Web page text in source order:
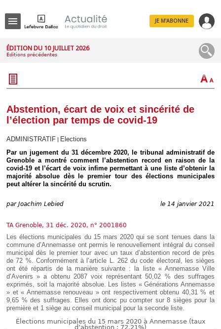
IT
JE M'ABONNE
ÉDITION DU 10 JUILLET 2026
Éditions précédentes
Abstention, écart de voix et sincérité de
l’élection par temps de covid-19
ADMINISTRATIF
Elections
Par un jugement du 31 décembre 2020, le tribunal administratif de
Grenoble a montré comment l’abstention record en raison de la
covid-19 et l’écart de voix infime permettant à une liste d’obtenir la
majorité absolue dès le premier tour des élections municipales
peut altérer la sincérité du scrutin.
par Joachim Lebied le 14 janvier 2021
TA Grenoble, 31 déc. 2020, n° 2001860
Les élections municipales du 15 mars 2020 qui se sont tenues dans la
commune d’Annemasse ont permis le renouvellement intégral du conseil
municipal dès le premier tour avec un taux d’abstention record de près
de 72 %. Conformément à l’article L. 262 du code électoral, les sièges
ont été répartis de la manière suivante : la liste « Annemasse Ville
d’Avenirs » a obtenu 2087 voix représentant 50,02 % des suffrages
exprimés, soit la majorité absolue. Les listes « Générations Annemasse
» et « Annemasse renouveau » ont respectivement obtenu 40,31 % et
9,65 % des suffrages. Elles ont donc pu compter sur 8 sièges pour la
première et 1 siège au conseil municipal pour la seconde liste.
Élections municipales du 15 mars 2020 à Annemasse (taux
d’abstention : 72,21%)